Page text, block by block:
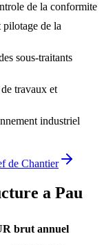
de la conformite
pilotage de la
sous-traitants
travaux et
industriel
de Chantier
a Pau
brut annuel